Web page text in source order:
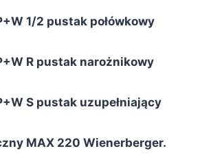
1/2 pustak połówkowy
R pustak narożnikowy
S pustak uzupełniający
MAX 220 Wienerberger.